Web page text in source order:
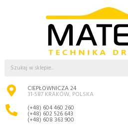
CIEPŁOWNICZA 24
31-587 KRAKÓW, POLSKA
(+48) 604 460 260
(+48) 602 526 643
(+48) 608 363 900